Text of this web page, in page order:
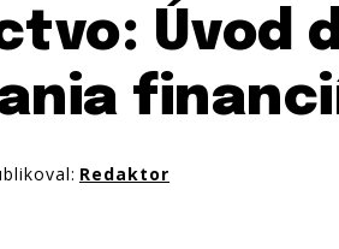
Úvod
Redaktor